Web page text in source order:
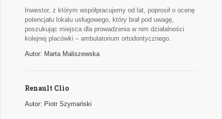
Inwestor, z którym współpracujemy od lat, poprosił o ocenę
potencjału lokalu usługowego, który brał pod uwagę,
poszukując miejsca dla prowadzenia w nim działalności
kolejnej placówki – ambulatorium ortodontycznego.
Autor: Marta Maliszewska
Renault Clio
Autor: Piotr Szymański